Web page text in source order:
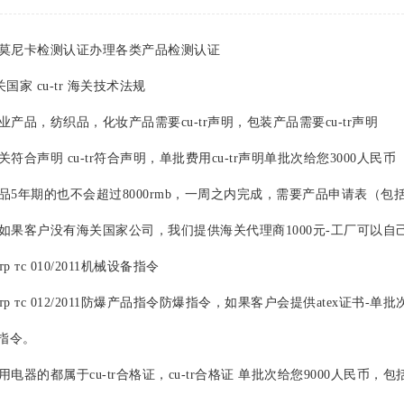
卡检测认证办理各类产品检测认证
家 cu-tr 海关技术法规
，纺织品，化妆产品需要cu-tr声明，包装产品需要cu-tr声明
声明 cu-tr符合声明，单批费用cu-tr声明单批次给您3000人民币
期的也不会超过8000rmb，一周之内完成，需要产品申请表（包
果客户没有海关国家公司，我们提供海关代理商1000元-工厂可以自
010/2011机械设备指令
012/2011防爆产品指令防爆指令，如果客户会提供atex证书-单批
令。
的都属于cu-tr合格证，cu-tr合格证 单批次给您9000人民币，包